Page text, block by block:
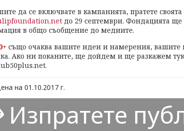
да се включвате в кампанията, пратете
до 29 септември. Фондацията
в общо съобщение до медиите.
също очаква вашите идеи и намерения, вашите
Ако ни поканите, ще дойдем и ще разкажем
на 01.10.2017 г.
Изпратете